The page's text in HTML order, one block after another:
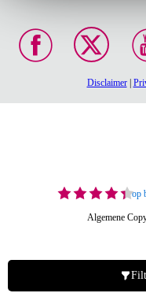
Disclaimer|
op
Algemene